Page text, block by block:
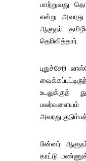
மாற்றுவது
என்று
ஆளுநர்
தெரிவித்தார்.
புதுச்சேரி
உடலுக்குத்
மலர்வளையம்
அவரது
பின்னர்
காட்டு